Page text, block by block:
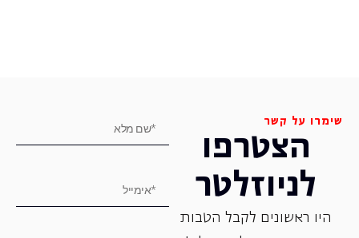
שימרו על קשר
הצטרפו
לניוזלטר
היו ראשונים לקבל הטבות